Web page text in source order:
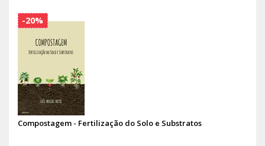
Compostagem - Fertilização do Solo e Substratos
-20%